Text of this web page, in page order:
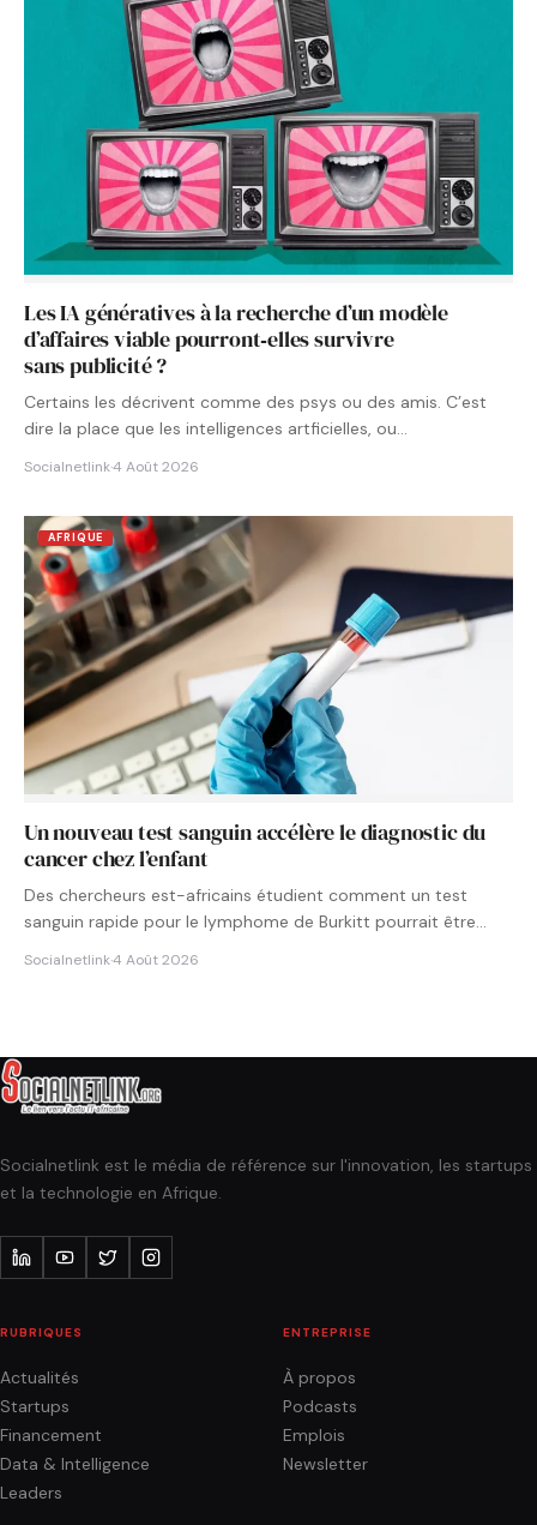
Les IA génératives à la recherche d’un modèle
d’affaires viable pourront‑elles survivre
sans publicité ?
Certains les décrivent comme des psys ou des amis. C’est
dire la place que les intelligences artficielles, ou…
Socialnetlink·4 Août 2026
AFRIQUE
Un nouveau test sanguin accélère le diagnostic du
cancer chez l’enfant
Des chercheurs est-africains étudient comment un test
sanguin rapide pour le lymphome de Burkitt pourrait être
Socialnetlink·4 Août 2026
Socialnetlink est le média de référence sur l'innovation, les startups
et la technologie en Afrique.
RUBRIQUES
Actualités
Startups
Financement
Data & Intelligence
Leaders
ENTREPRISE
À propos
Podcasts
Emplois
Newsletter